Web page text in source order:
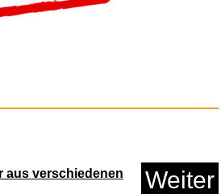
aus verschiedenen
Weiter